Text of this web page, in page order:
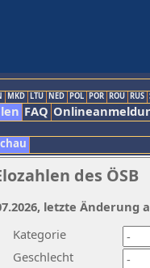
MKD LTU NED POL POR ROU RUS
FAQ
des ÖSB
Kategorie
Geschlecht
letzte Änderung